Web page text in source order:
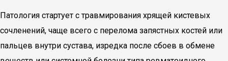
Патология стартует с травмирования хрящей кистевых
сочленений, чаще всего с перелома запястных костей или
пальцев внутри сустава, изредка после сбоев в обмене